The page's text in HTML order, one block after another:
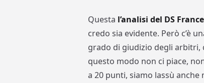
Questa l’analisi del DS
credo sia evidente. Però c’è
grado di giudizio degli arbitri,
questo modo non ci piace,
a 20 punti, siamo lassù